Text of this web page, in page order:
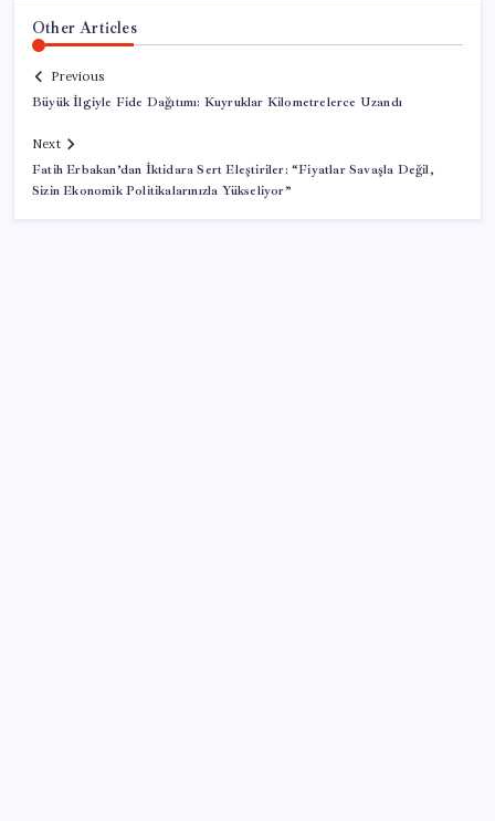
Other Articles
Previous
Büyük İlgiyle Fide Dağıtımı: Kuyruklar Kilometrelerce Uzandı
Next
Fatih Erbakan’dan İktidara Sert Eleştiriler: “Fiyatlar Savaşla Değil,
Sizin Ekonomik Politikalarınızla Yükseliyor”